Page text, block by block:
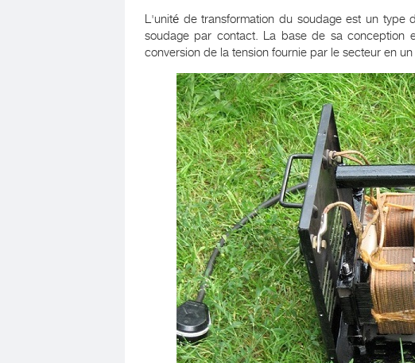
L'unité de transformation du soudage est un
soudage par contact. La base de sa conception
conversion de la tension fournie par le secteur en